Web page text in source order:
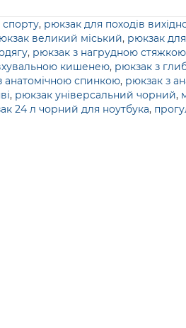
, рюкзак для походів
великий міський, рюкзак
, рюкзак з нагрудною стяжкою
кишенею, рюкзак з
анатомічною спинкою, рюкзак з
, рюкзак універсальний чорний,
24 л чорний для ноутбука,